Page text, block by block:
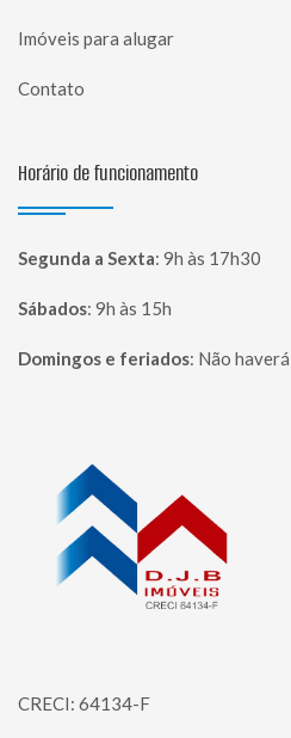
Imóveis para alugar
Contato
Horário de funcionamento
Segunda a Sexta: 9h às 17h30
Sábados: 9h às 15h
Domingos e feriados: Não
CRECI: 64134-F